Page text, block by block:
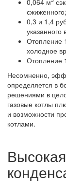
сжиженного;
0,3 и 1,4
указанного
Отопление
холодное
Отопление
Несомненно,
определяется в
решениями в
газовые котлы
и возможности
котлами.